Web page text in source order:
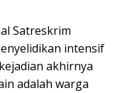
Satreskrim
intensif
akhirnya
adalah warga